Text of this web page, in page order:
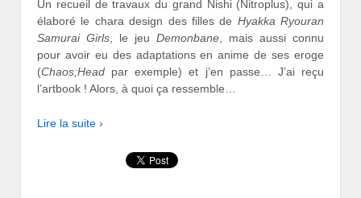
Un recueil de travaux du grand Nishi (Nitroplus), qui a
élaboré le chara design des filles de Hyakka Ryouran
Samurai Girls , le jeu Demonbane , mais aussi connu
pour avoir eu des adaptations en anime de ses eroge
(Chaos;Head par exemple) et j’en passe… J’ai reçu
l’artbook ! Alors, à quoi ça ressemble…
Lire la suite ›